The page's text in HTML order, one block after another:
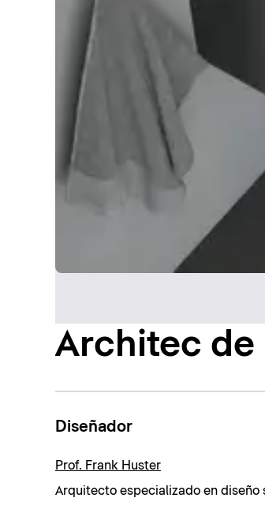
Architec de
Diseñador
Prof. Frank Huster
Arquitecto especializado en diseño